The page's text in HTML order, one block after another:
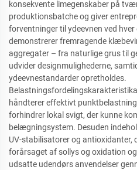
konsekvente limegenskaber på
produktionsbatche og giver
forventninger til ydeevnen ved
demonstrerer fremragende
aggregater – fra naturlige grus til
udvider designmulighederne,
ydeevnestandarder opretholdes.
håndterer effektivt
forhindrer lokal svigt, der kunne
belægningsystem. Desuden
UV-stabilisatorer og antioxidanter,
forårsaget af sollys og oxidation
udsatte udendørs anvendelser